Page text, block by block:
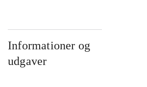
Informationer og
udgaver